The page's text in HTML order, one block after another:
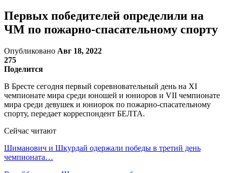
Первых победителей определили на
ЧМ по пожарно-спасательному спорту
Опубликовано Авг 18, 2022
275
Поделится
В Бресте сегодня первый соревновательный день на XI
чемпионате мира среди юношей и юниоров и VII чемпионате
мира среди девушек и юниорок по пожарно-спасательному
спорту, передает корреспондент БЕЛТА.
Сейчас читают
Шиманович и Шкурдай одержали победы в третий день
чемпионата…